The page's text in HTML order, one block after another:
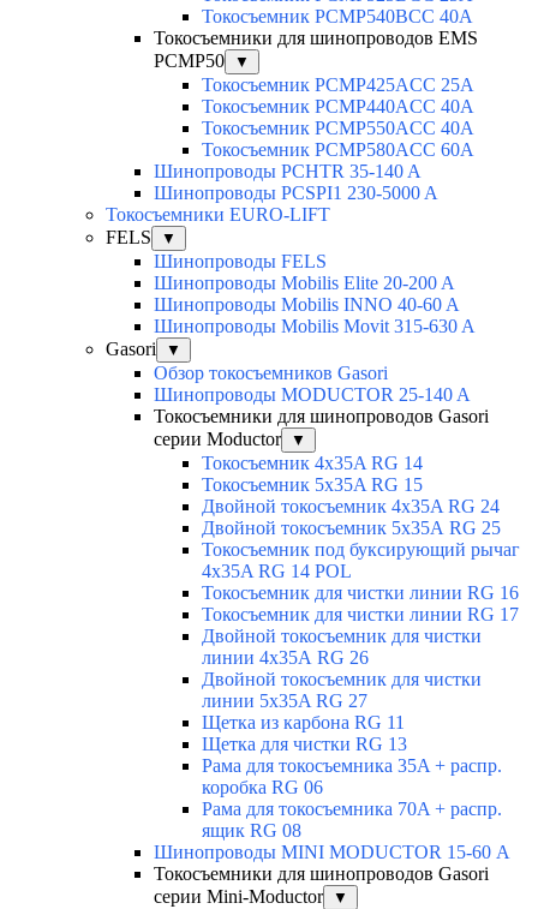
Токосъемник PCMP540BCC 40А
Токосъемники для шинопроводов EMS
PCMP50
▼
Токосъемник PCMP425ACC 25А
Токосъемник PCMP440ACC 40А
Токосъемник PCMP550ACC 40A
Токосъемник PCMP580ACC 60A
Шинопроводы PCHTR 35-140 A
Шинопроводы PCSPI1 230-5000 A
Токосъемники EURO-LIFT
FELS
▼
Шинопроводы FELS
Шинопроводы Mobilis Elite 20-200 A
Шинопроводы Mobilis INNO 40-60 A
Шинопроводы Mobilis Movit 315-630 A
Gasori
▼
Обзор токосъемников Gasori
Шинопроводы MODUCTOR 25-140 A
Токосъемники для шинопроводов Gasori
серии Moductor
▼
Токосъемник 4x35A RG 14
Токосъемник 5x35A RG 15
Двойной токосъемник 4x35A RG 24
Двойной токосъемник 5х35А RG 25
Токосъемник под буксирующий рычаг
4x35A RG 14 POL
Токосъемник для чистки линии RG 16
Токосъемник для чистки линии RG 17
Двойной токосъемник для чистки
линии 4х35А RG 26
Двойной токосъемник для чистки
линии 5x35A RG 27
Щетка из карбона RG 11
Щетка для чистки RG 13
Рама для токосъемника 35A + распр.
коробка RG 06
Рама для токосъемника 70A + распр.
ящик RG 08
Шинопроводы MINI MODUCTOR 15-60 А
Токосъемники для шинопроводов Gasori
серии Mini-Moductor
▼